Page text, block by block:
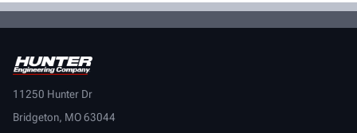
11250 Hunter Dr
Bridgeton, MO 63044